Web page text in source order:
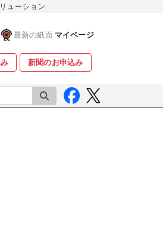
ューション
最新の紙面 マイページ
新聞のお申込み
検索